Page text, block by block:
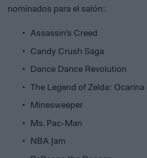
nominados para el salón:
Assassin’s Creed
Candy Crush Saga
Dance Dance Revolution
The Legend of Zelda: Ocarina
Minesweeper
Ms. Pac-Man
NBA Jam